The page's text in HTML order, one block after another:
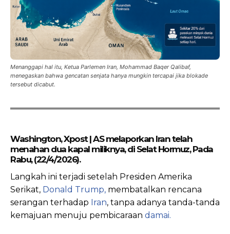
Menanggapi hal itu, Ketua Parlemen Iran, Mohammad Baqer Qalibaf,
menegaskan bahwa gencatan senjata hanya mungkin tercapai jika blokade
tersebut dicabut.
Washington, Xpost | AS melaporkan Iran telah
menahan dua kapal miliknya, di Selat Hormuz, Pada
Rabu, (22/4/2026).
Langkah ini terjadi setelah Presiden Amerika
Serikat, Donald Trump, membatalkan rencana
serangan terhadap Iran, tanpa adanya tanda-tanda
kemajuan menuju pembicaraan damai.